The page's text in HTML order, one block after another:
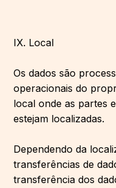
IX. Local
Os dados são
operacionais do
local onde as partes
estejam localizadas.
Dependendo da
transferências de
transferência dos